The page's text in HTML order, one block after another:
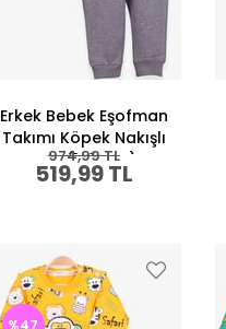
Erkek Bebek Eşofman
Takımı Köpek Nakışlı
Sarı (1-2 Yaş)
519,99 TL
974,99 TL
%47